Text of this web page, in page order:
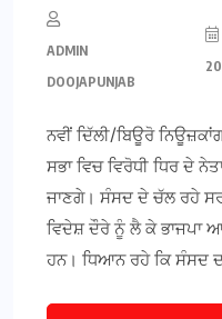
ADMIN
DOOJAPUNJAB
ਨਵੀਂ ਦਿੱਲੀ/ਬਿਊਰੋ
ਸਭਾ ਵਿਚ ਵਿਰੋਧੀ ਧਿਰ ਦੇ
ਜਾਣਗੇ। ਸੰਸਦ ਦੇ ਚੱਲ ਰਹੇ
ਵਿਦੇਸ਼ ਦੌਰੇ ਨੂੰ ਲੈ ਕੇ ਭਾਜਪਾ
ਹਨ। ਧਿਆਨ ਰਹੇ ਕਿ ਸੰਸਦ